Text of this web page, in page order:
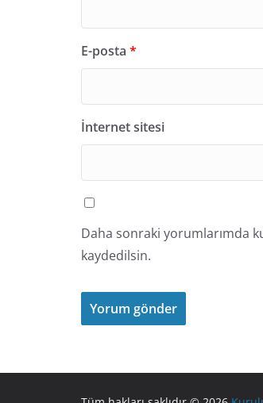
E-posta *
İnternet sitesi
Daha sonraki yorumlarımda
kaydedilsin.